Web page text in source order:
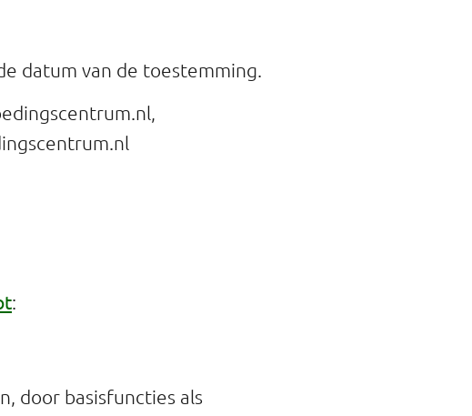
datum van de toestemming.
:
door basisfuncties als